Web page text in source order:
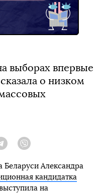
выборах впервые
о низком
Telegram
Беларуси Александра
кандидатка
на